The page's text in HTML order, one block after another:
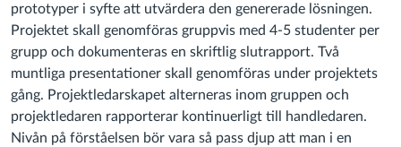
prototyper i syfte att utvärdera den genererade lösningen.
Projektet skall genomföras gruppvis med 4-5 studenter per
grupp och dokumenteras en skriftlig slutrapport. Två
muntliga presentationer skall genomföras under projektets
gång. Projektledarskapet alterneras inom gruppen och
projektledaren rapporterar kontinuerligt till handledaren.
Nivån på förståelsen bör vara så pass djup att man i en